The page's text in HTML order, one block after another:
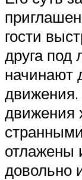
гости
друга под
начинают
движения.
движения
отлажены
довольно